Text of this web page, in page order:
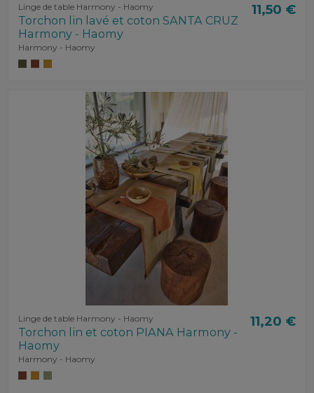
Linge de table Harmony - Haomy
Torchon lin lavé et coton SANTA CRUZ
Harmony - Haomy
Harmony - Haomy
11,50 €
Linge de table Harmony - Haomy
Torchon lin et coton PIANA Harmony -
Haomy
Harmony - Haomy
11,20 €